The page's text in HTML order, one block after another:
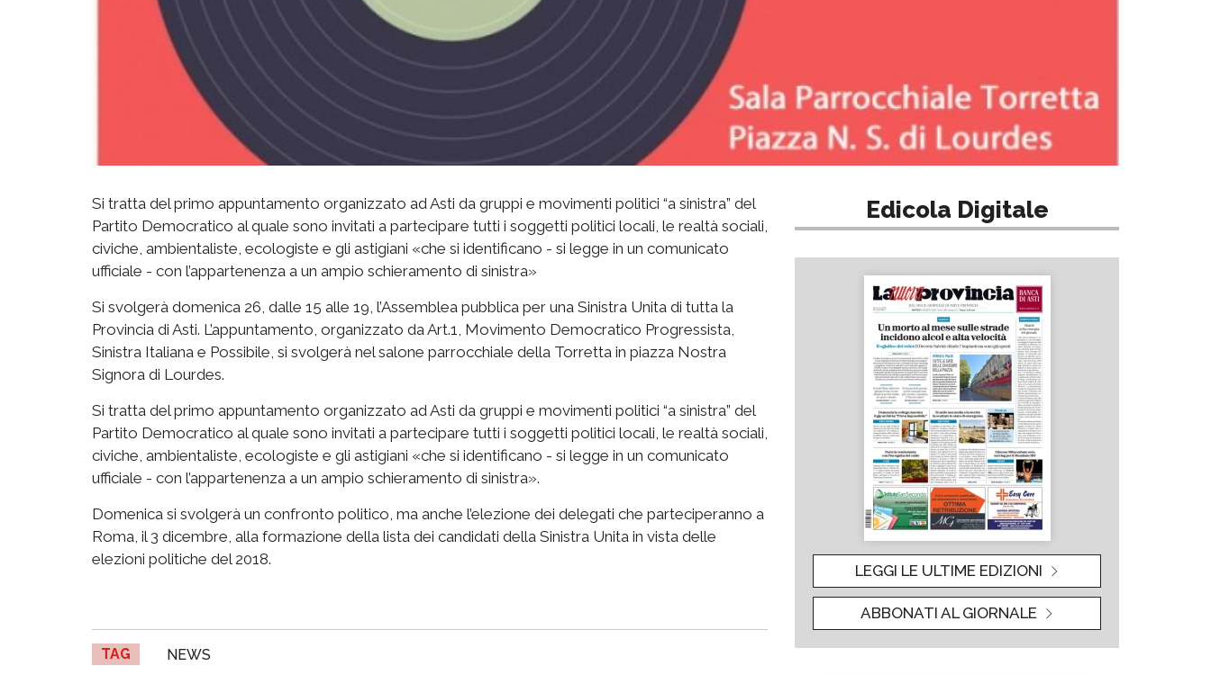
Si tratta del primo appuntamento organizzato ad Asti da gruppi e movimenti politici “a sinistra” del
Partito Democratico al quale sono invitati a partecipare tutti i soggetti politici locali, le realtà sociali,
civiche, ambientaliste, ecologiste e gli astigiani «che si identificano - si legge in un comunicato
ufficiale - con l’appartenenza a un ampio schieramento di sinistra»
Si svolgerà domenica 26, dalle 15 alle 19, l’Assemblea pubblica per una Sinistra Unita di tutta la
Provincia di Asti. L’appuntamento, organizzato da Art.1, Movimento Democratico Progressista,
Sinistra Italiana e Possibile, si svolgerà nel salone parrocchiale della Torretta in piazza Nostra
Signora di Lourdes.
Si tratta del primo appuntamento organizzato ad Asti da gruppi e movimenti politici “a sinistra” del
Partito Democratico al quale sono invitati a partecipare tutti i soggetti politici locali, le realtà sociali,
civiche, ambientaliste, ecologiste e gli astigiani «che si identificano - si legge in un comunicato
ufficiale - con l’appartenenza a un ampio schieramento di sinistra».
Domenica si svolgerà un confronto politico, ma anche l’elezione dei delegati che parteciperanno a
Roma, il 3 dicembre, alla formazione della lista dei candidati della Sinistra Unita in vista delle
elezioni politiche del 2018.
TAG NEWS
Edicola Digitale
LEGGI LE ULTIME EDIZIONI
ABBONATI AL GIORNALE